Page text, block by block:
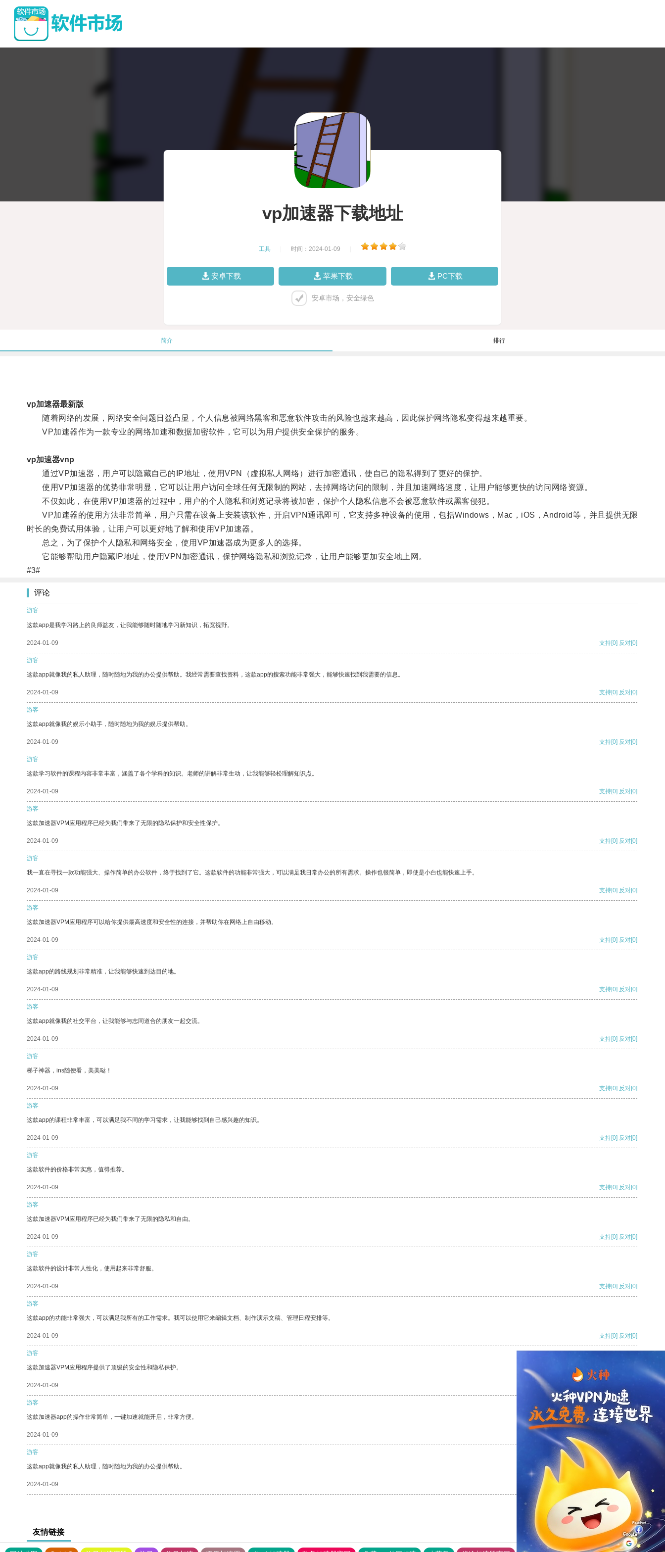
vp加速器下载地址
工具 时间：2024-01-09
安卓下载 苹果下载 PC下载
安卓市场，安全绿色
简介 排行
vp加速器最新版
随着网络的发展，网络安全问题日益凸显，个人信息被网络黑客和恶意软件攻击的风险也越来越高，因此保护网络隐私变得越来越重要。
VP加速器作为一款专业的网络加速和数据加密软件，它可以为用户提供安全保护的服务。
vp加速器vnp
通过VP加速器，用户可以隐藏自己的IP地址，使用VPN（虚拟私人网络）进行加密通讯，使自己的隐私得到了更好的保护。
使用VP加速器的优势非常明显，它可以让用户访问全球任何无限制的网站，去掉网络访问的限制，并且加速网络速度，让用户能够更快的访问网络资源。
不仅如此，在使用VP加速器的过程中，用户的个人隐私和浏览记录将被加密，保护个人隐私信息不会被恶意软件或黑客侵犯。
VP加速器的使用方法非常简单，用户只需在设备上安装该软件，开启VPN通讯即可，它支持多种设备的使用，包括Windows，Mac，iOS，Android等，并且提供无限
时长的免费试用体验，让用户可以更好地了解和使用VP加速器。
总之，为了保护个人隐私和网络安全，使用VP加速器成为更多人的选择。
它能够帮助用户隐藏IP地址，使用VPN加密通讯，保护网络隐私和浏览记录，让用户能够更加安全地上网。
#3#
评论
游客
这款app是我学习路上的良师益友，让我能够随时随地学习新知识，拓宽视野。
2024-01-09 支持[0] 反对[0]
游客
这款app就像我的私人助理，随时随地为我的办公提供帮助。我经常需要查找资料，这款app的搜索功能非常强大，能够快速找到我需要的信息。
2024-01-09 支持[0] 反对[0]
游客
这款app就像我的娱乐小助手，随时随地为我的娱乐提供帮助。
2024-01-09 支持[0] 反对[0]
游客
这款学习软件的课程内容非常丰富，涵盖了各个学科的知识。老师的讲解非常生动，让我能够轻松理解知识点。
2024-01-09 支持[0] 反对[0]
游客
这款加速器VPM应用程序已经为我们带来了无限的隐私保护和安全性保护。
2024-01-09 支持[0] 反对[0]
游客
我一直在寻找一款功能强大、操作简单的办公软件，终于找到了它。这款软件的功能非常强大，可以满足我日常办公的所有需求。操作也很简单，即使是小白也能快速上手。
2024-01-09 支持[0] 反对[0]
游客
这款加速器VPM应用程序可以给你提供最高速度和安全性的连接，并帮助你在网络上自由移动。
2024-01-09 支持[0] 反对[0]
游客
这款app的路线规划非常精准，让我能够快速到达目的地。
2024-01-09 支持[0] 反对[0]
游客
这款app就像我的社交平台，让我能够与志同道合的朋友一起交流。
2024-01-09 支持[0] 反对[0]
游客
梯子神器，ins随便看，美美哒！
2024-01-09 支持[0] 反对[0]
游客
这款app的课程非常丰富，可以满足我不同的学习需求，让我能够找到自己感兴趣的知识。
2024-01-09 支持[0] 反对[0]
游客
这款软件的价格非常实惠，值得推荐。
2024-01-09 支持[0] 反对[0]
游客
这款加速器VPM应用程序已经为我们带来了无限的隐私和自由。
2024-01-09 支持[0] 反对[0]
游客
这款软件的设计非常人性化，使用起来非常舒服。
2024-01-09 支持[0] 反对[0]
游客
这款app的功能非常强大，可以满足我所有的工作需求。我可以使用它来编辑文档、制作演示文稿、管理日程安排等。
2024-01-09 支持[0] 反对[0]
游客
这款加速器VPM应用程序提供了顶级的安全性和隐私保护。
2024-01-09
游客
这款加速器app的操作非常简单，一键加速就能开启，非常方便。
2024-01-09 反对
游客
这款app就像我的私人助理，随时随地为我的办公提供帮助。
2024-01-09 反对[0]
友情链接